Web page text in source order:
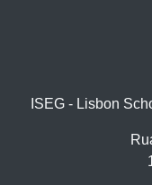
ISEG - Lisbon